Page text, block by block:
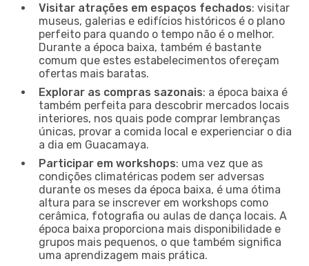
Visitar atrações em espaços fechados: visitar
museus, galerias e edifícios históricos é o plano
perfeito para quando o tempo não é o melhor.
Durante a época baixa, também é bastante
comum que estes estabelecimentos ofereçam
ofertas mais baratas.
Explorar as compras sazonais: a época baixa é
também perfeita para descobrir mercados locais
interiores, nos quais pode comprar lembranças
únicas, provar a comida local e experienciar o dia
a dia em Guacamaya.
Participar em workshops: uma vez que as
condições climatéricas podem ser adversas
durante os meses da época baixa, é uma ótima
altura para se inscrever em workshops como
cerâmica, fotografia ou aulas de dança locais. A
época baixa proporciona mais disponibilidade e
grupos mais pequenos, o que também significa
uma aprendizagem mais prática.